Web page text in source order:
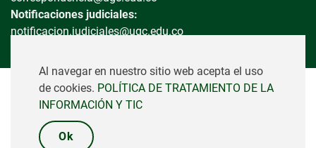
Notificaciones judiciales:
notificacion.judiciales@ugc.edu.co
Universidad La Gran Colombia - Copyright © 2023 -
Al navegar en nuestro sitio web acepta el uso
de cookies. POLÍTICA DE TRATAMIENTO DE LA
INFORMACIÓN Y TIC
Ok